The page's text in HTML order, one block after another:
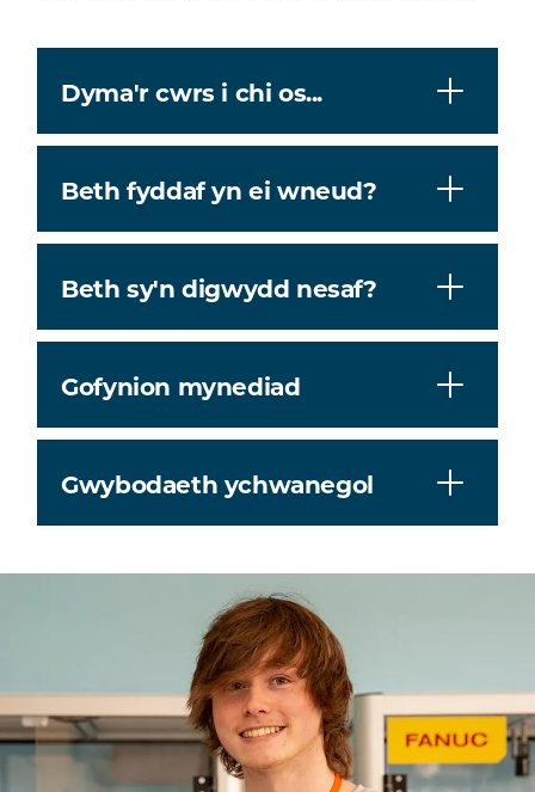
Dyma'r cwrs i chi os...
Beth fyddaf yn ei wneud?
Beth sy'n digwydd nesaf?
Gofynion mynediad
Gwybodaeth ychwanegol